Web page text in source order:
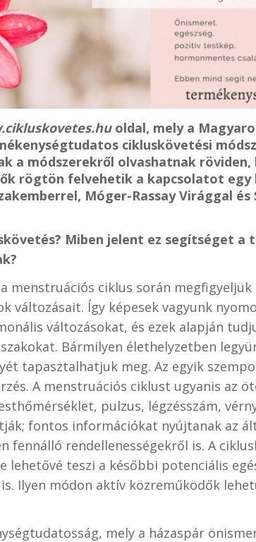
oldal, mely a
cikluskövetési
a módszerekről olvashatnak röviden,
rögtön felvehetik a kapcsolatot
Móger-Rassay Virággal és
Miben jelent ez segítséget a
menstruációs ciklus során
változásait. Így képesek vagyunk
változásokat, és ezek alapján
Bármilyen élethelyzetben
tapasztalhatjuk meg. Az egyik
A menstruációs ciklust ugyanis az
pulzus, légzésszám,
fontos információkat nyújtanak az
fennálló rendellenességekről is. A
lehetővé teszi a későbbi potenciális
Ilyen módon aktív közreműködők
mely a házaspár